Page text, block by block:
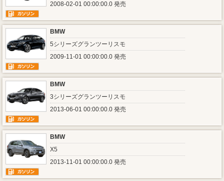
2008-02-01 00:00:00.0 発売
BMW
5シリーズグランツーリスモ
2009-11-01 00:00:00.0 発売
BMW
3シリーズグランツーリスモ
2013-06-01 00:00:00.0 発売
BMW
X5
2013-11-01 00:00:00.0 発売